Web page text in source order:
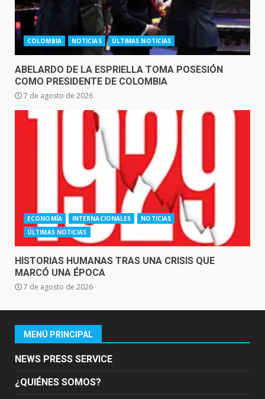
COLOMBIA NOTICIAS ÚLTIMAS NOTICIAS
ABELARDO DE LA ESPRIELLA TOMA POSESIÓN
COMO PRESIDENTE DE COLOMBIA
7 de agosto de 2026
ECONOMÍA INTERNACIONALES
NOTICIAS
ÚLTIMAS NOTICIAS
HISTORIAS HUMANAS TRAS UNA CRISIS QUE
MARCÓ UNA ÉPOCA
7 de agosto de 2026
MENÚ PRINCIPAL
NEWS PRESS SERVICE
¿QUIÉNES SOMOS?